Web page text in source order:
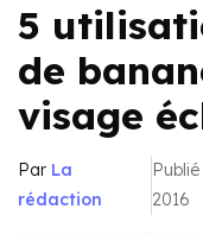
5
de
visage
Par La
rédaction
2016